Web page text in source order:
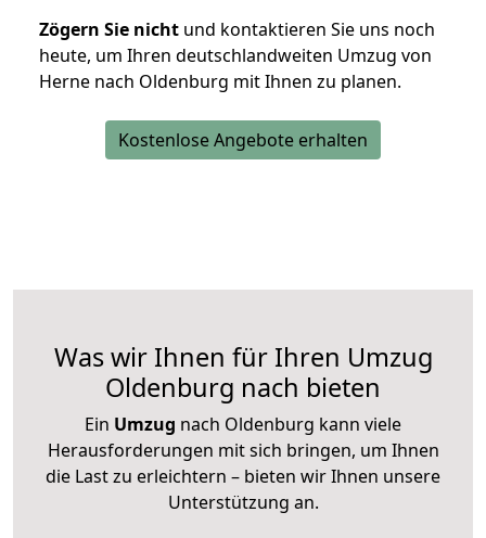
Zögern Sie nicht und kontaktieren Sie uns noch
heute, um Ihren deutschlandweiten Umzug von
Herne nach Oldenburg mit Ihnen zu planen.
Kostenlose Angebote erhalten
Was wir Ihnen für Ihren Umzug
Oldenburg nach bieten
Ein Umzug nach Oldenburg kann viele
Herausforderungen mit sich bringen, um Ihnen
die Last zu erleichtern – bieten wir Ihnen unsere
Unterstützung an.